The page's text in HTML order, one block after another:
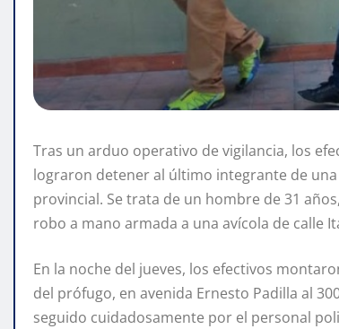
Tras un arduo operativo de vigilancia, los
lograron detener al último integrante de
provincial. Se trata de un hombre de 31
robo a mano armada a una avícola de calle
En la noche del jueves, los efectivos
del prófugo, en avenida Ernesto Padilla al
seguido cuidadosamente por el personal